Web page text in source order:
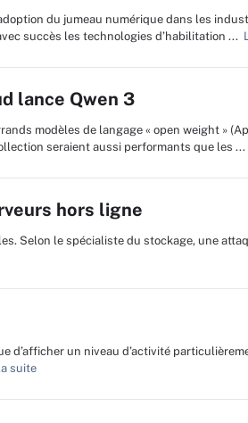
du jumeau numérique dans les
succès les technologies d’habilitation ...
lance Qwen 3
modèles de langage « open weight »
seraient aussi performants que les ...
hors ligne
Selon le spécialiste du stockage, une
d’afficher un niveau d’activité
suite